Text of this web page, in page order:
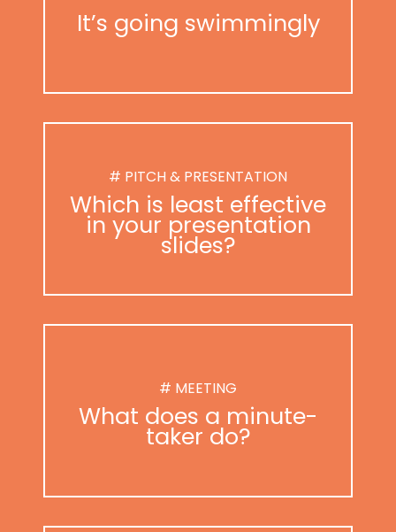
It’s going swimmingly
# PITCH & PRESENTATION
Which is least effective
in your presentation
slides?
# MEETING
What does a minute-
taker do?